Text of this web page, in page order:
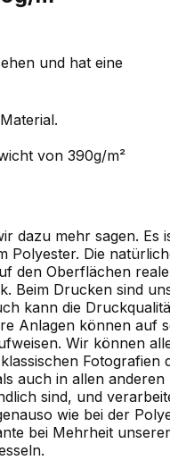
und hat eine
von 390g/m²
dazu mehr sagen. Es
Polyester. Die
den Oberflächen
Beim Drucken sind
kann die
Anlagen können auf
Wir können
auch in allen
sind, und
wie bei der
bei Mehrheit